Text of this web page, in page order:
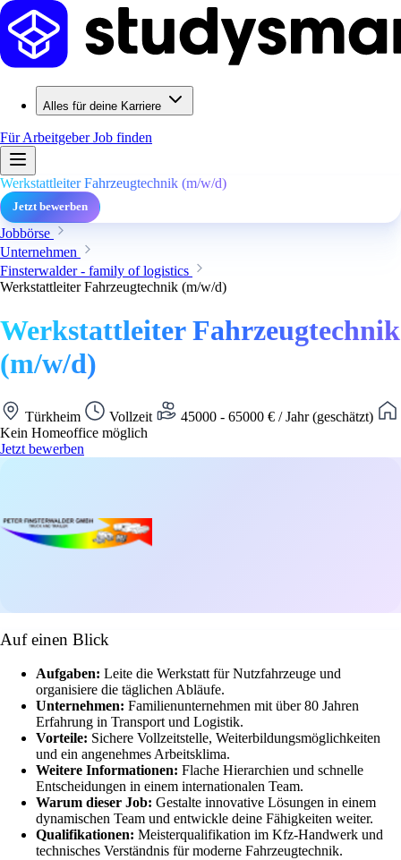
Alles für deine Karriere
Für ArbeitgeberJob finden
Werkstattleiter Fahrzeugtechnik (m/w/d)
Jetzt bewerben
Jobbörse
Unternehmen
Finsterwalder - family of logistics
Werkstattleiter Fahrzeugtechnik (m/w/d)
Werkstattleiter Fahrzeugtechnik
(m/w/d)
Türkheim Vollzeit
45000 - 65000 € / Jahr (geschätzt)
Kein Homeoffice möglich
Jetzt bewerben
Auf einen Blick
Aufgaben: Leite die Werkstatt für Nutzfahrzeuge und
organisiere die täglichen Abläufe.
Unternehmen: Familienunternehmen mit über 80 Jahren
Erfahrung in Transport und Logistik.
Vorteile: Sichere Vollzeitstelle, Weiterbildungsmöglichkeiten
und ein angenehmes Arbeitsklima.
Weitere Informationen: Flache Hierarchien und schnelle
Entscheidungen in einem internationalen Team.
Warum dieser Job: Gestalte innovative Lösungen in einem
dynamischen Team und entwickle deine Fähigkeiten weiter.
Qualifikationen: Meisterqualifikation im Kfz-Handwerk und
technisches Verständnis für moderne Fahrzeugtechnik.